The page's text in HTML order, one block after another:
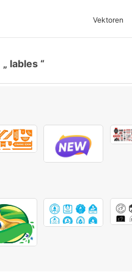
Vektoren
lables